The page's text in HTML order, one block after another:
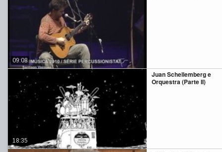
09:08
Juan Schellemberg e
Orquestra (Parte II)
18:35